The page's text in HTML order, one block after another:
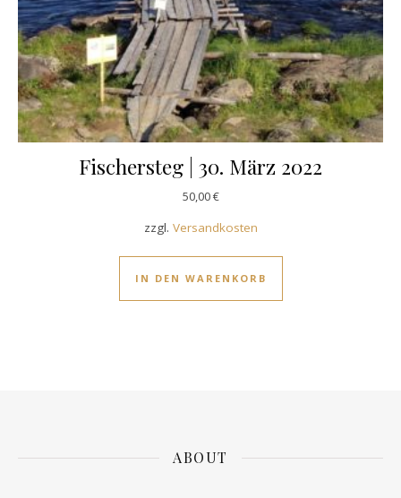
Fischersteg | 30. März 2022
50,00€
zzgl. Versandkosten
IN DEN WARENKORB
ABOUT